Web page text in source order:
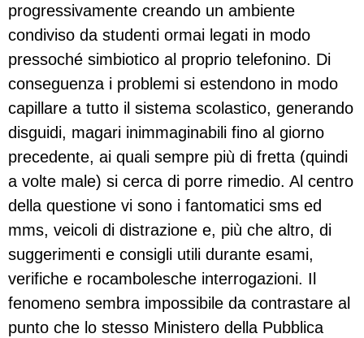
progressivamente creando un ambiente
condiviso da studenti ormai legati in modo
pressoché simbiotico al proprio telefonino. Di
conseguenza i problemi si estendono in modo
capillare a tutto il sistema scolastico, generando
disguidi, magari inimmaginabili fino al giorno
precedente, ai quali sempre più di fretta (quindi
a volte male) si cerca di porre rimedio. Al centro
della questione vi sono i fantomatici sms ed
mms, veicoli di distrazione e, più che altro, di
suggerimenti e consigli utili durante esami,
verifiche e rocambolesche interrogazioni. Il
fenomeno sembra impossibile da contrastare al
punto che lo stesso Ministero della Pubblica